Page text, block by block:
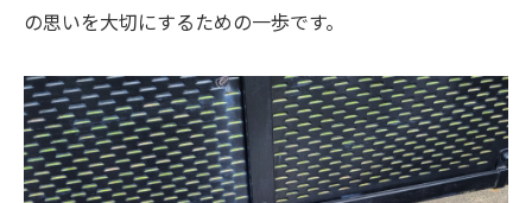
の思いを大切にするための一歩です。